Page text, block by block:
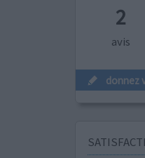
2
avis
donnez